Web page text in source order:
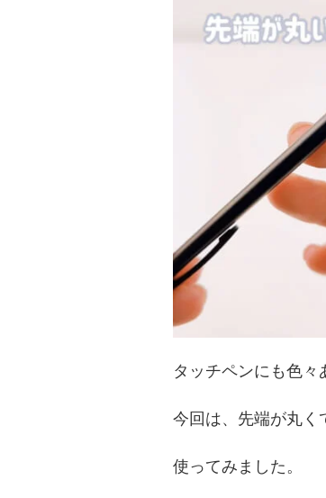
タッチペンにも色々
今回は、先端が丸く
使ってみました。